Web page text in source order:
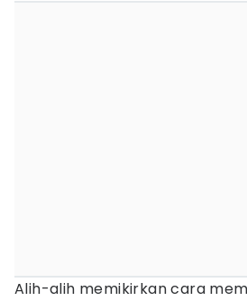
Alih-alih memikirkan cara